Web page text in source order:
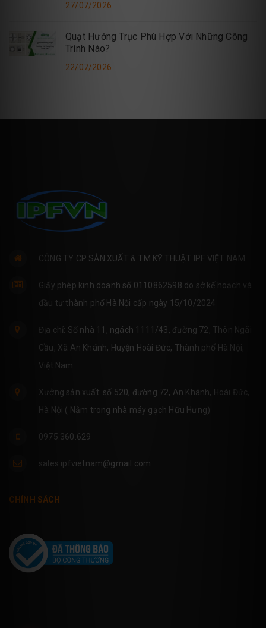
27/07/2026
Quạt Hướng Trục Phù Hợp Với Những Công
Trình Nào?
22/07/2026
CÔNG TY CP SẢN XUẤT & TM KỸ THUẬT IPF VIỆT NAM
Giấy phép kinh doanh số 0110862598 do sở kế hoạch và
đầu tư thành phố Hà Nội cấp ngày 15/10/2024
Địa chỉ: Số nhà 11, ngách 1111/43, đường 72, Thôn Ngãi
Cầu, Xã An Khánh, Huyện Hoài Đức, Thành phố Hà Nội,
Việt Nam
Xưởng sản xuất: số 520, đường 72, An Khánh, Hoài Đức,
Hà Nội ( Nằm trong nhà máy gạch Hữu Hưng)
0975.360.629
sales.ipfvietnam@gmail.com
CHÍNH SÁCH